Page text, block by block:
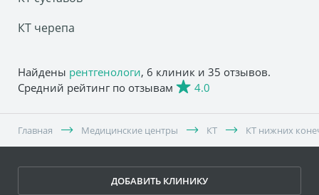
КТ черепа
Найдены рентгенологи, 6 клиник и 35 отзывов.
Средний рейтинг по отзывам
4.0
Главная Медицинские центры КТ КТ нижних
ДОБАВИТЬ КЛИНИКУ